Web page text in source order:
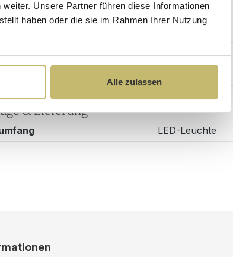
Unsere Partner führen diese Informationen
haben oder die sie im Rahmen Ihrer Nutzung
Alle zulassen
10 cm
& Lieferung
LED-Leuchte